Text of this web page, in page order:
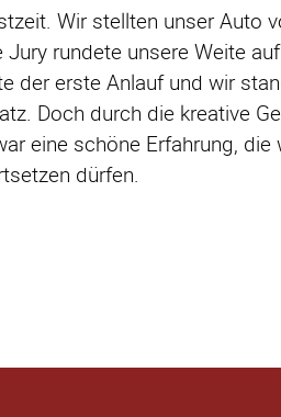
Wir stellten unser Auto
rundete unsere Weite
der erste Anlauf und wir
Doch durch die kreative
eine schöne Erfahrung,
dürfen.